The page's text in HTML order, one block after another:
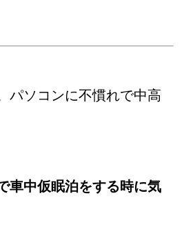
パソコンに不慣れで中高
車中仮眠泊をする時に気